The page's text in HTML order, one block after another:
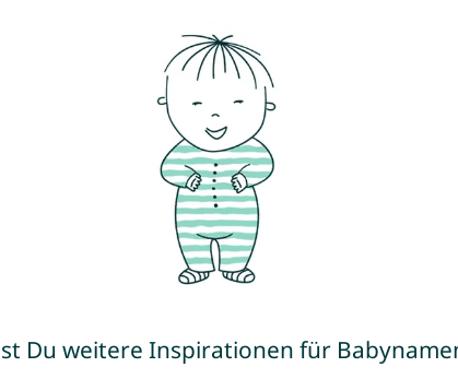
Du weitere Inspirationen für